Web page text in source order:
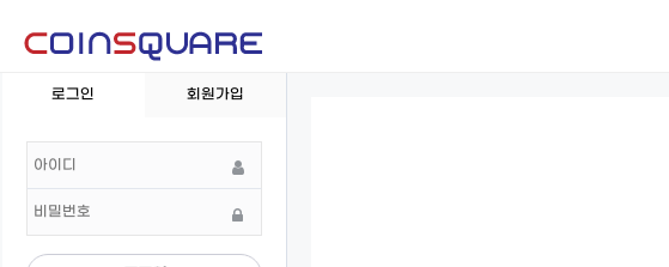
로그인 회원가입